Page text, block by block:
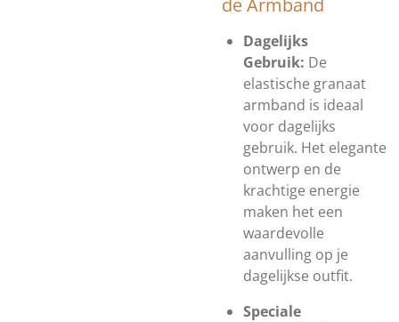
Dagelijks
Gebruik: De
elastische granaat
armband is ideaal
voor dagelijks
gebruik. Het elegante
ontwerp en de
krachtige energie
maken het een
waardevolle
aanvulling op je
dagelijkse outfit.
Speciale